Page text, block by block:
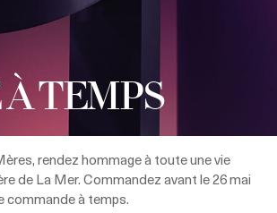
À TEMPS
rendez hommage à toute une vie
de La Mer. Commandez avant le 26 mai
commande à temps.